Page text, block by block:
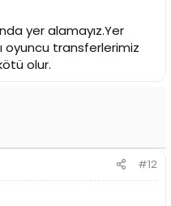
yer alamayız.Yer
oyuncu transferlerimiz
olur.
#12